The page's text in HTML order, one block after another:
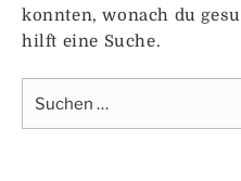
konnten, wonach du
hilft eine Suche.
nach: